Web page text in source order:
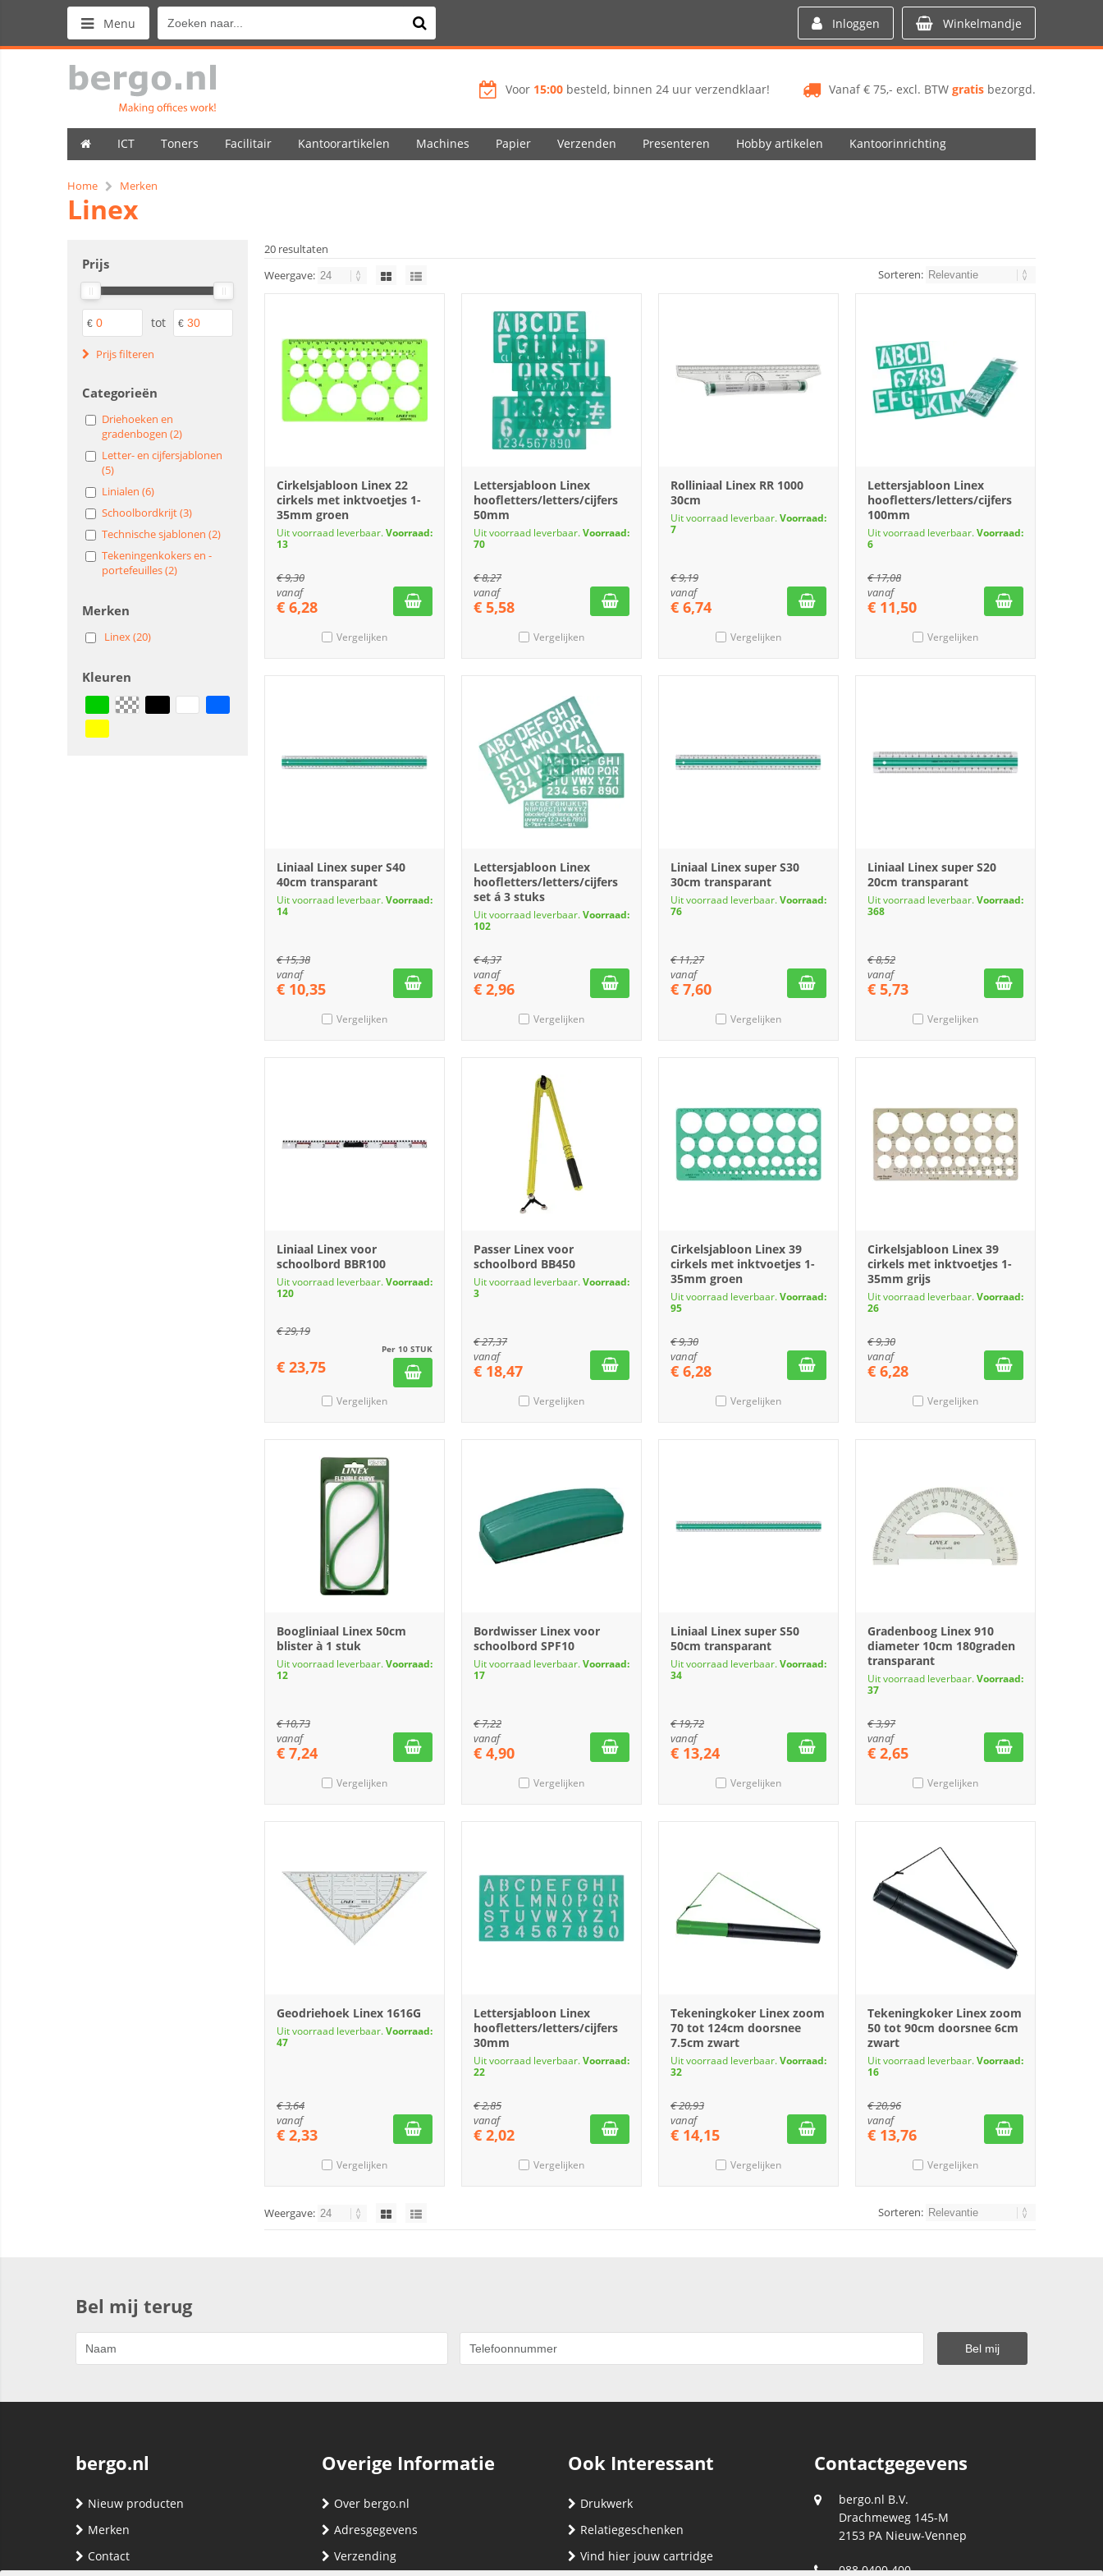
Menu Inloggen Winkelmandje
Vanaf € 75,- excl. BTW gratis bezorgd.
Voor 15:00 besteld, binnen 24 uur verzendklaar!
ICT Toners Facilitair Kantoorartikelen Machines Papier Verzenden Presenteren Hobby artikelen Kantoorinrichting
Home Merken
Linex
Prijs
€ tot €
Prijs filteren
Categorieën
Driehoeken en
gradenbogen (2)
Letter- en cijfersjablonen
(5)
Linialen (6)
Schoolbordkrijt (3)
Technische sjablonen (2)
Tekeningenkokers en -
portefeuilles (2)
Merken
Linex (20)
Kleuren
20 resultaten
Weergave:
Sorteren:
Cirkelsjabloon Linex 22
cirkels met inktvoetjes 1-
35mm groen
Uit voorraad leverbaar.Voorraad:
13
€9,30
vanaf
€ 6,28
Vergelijken
Lettersjabloon Linex
hoofletters/letters/cijfers
50mm
Uit voorraad leverbaar.Voorraad:
70
€8,27
vanaf
€ 5,58
Vergelijken
Rolliniaal Linex RR 1000
30cm
Uit voorraad leverbaar.Voorraad:
7
€9,19
vanaf
€ 6,74
Vergelijken
Lettersjabloon Linex
hoofletters/letters/cijfers
100mm
Uit voorraad leverbaar.Voorraad:
6
€17,08
vanaf
€ 11,50
Vergelijken
Liniaal Linex super S40
40cm transparant
Uit voorraad leverbaar.Voorraad:
14
€15,38
vanaf
€ 10,35
Vergelijken
Lettersjabloon Linex
hoofletters/letters/cijfers
set á 3 stuks
Uit voorraad leverbaar.Voorraad:
102
€4,37
vanaf
€ 2,96
Vergelijken
Liniaal Linex super S30
30cm transparant
Uit voorraad leverbaar.Voorraad:
76
€11,27
vanaf
€ 7,60
Vergelijken
Liniaal Linex super S20
20cm transparant
Uit voorraad leverbaar.Voorraad:
368
€8,52
vanaf
€ 5,73
Vergelijken
Liniaal Linex voor
schoolbord BBR100
Uit voorraad leverbaar.Voorraad:
120
€29,19
Per 10 STUK
€ 23,75
Vergelijken
Passer Linex voor
schoolbord BB450
Uit voorraad leverbaar.Voorraad:
3
€27,37
vanaf
€ 18,47
Vergelijken
Cirkelsjabloon Linex 39
cirkels met inktvoetjes 1-
35mm groen
Uit voorraad leverbaar.Voorraad:
95
€9,30
vanaf
€ 6,28
Vergelijken
Cirkelsjabloon Linex 39
cirkels met inktvoetjes 1-
35mm grijs
Uit voorraad leverbaar.Voorraad:
26
€9,30
vanaf
€ 6,28
Vergelijken
Boogliniaal Linex 50cm
blister à 1 stuk
Uit voorraad leverbaar.Voorraad:
12
€10,73
vanaf
€ 7,24
Vergelijken
Bordwisser Linex voor
schoolbord SPF10
Uit voorraad leverbaar.Voorraad:
17
€7,22
vanaf
€ 4,90
Vergelijken
Liniaal Linex super S50
50cm transparant
Uit voorraad leverbaar.Voorraad:
34
€19,72
vanaf
€ 13,24
Vergelijken
Gradenboog Linex 910
diameter 10cm 180graden
transparant
Uit voorraad leverbaar.Voorraad:
37
€3,97
vanaf
€ 2,65
Vergelijken
Geodriehoek Linex 1616G
Uit voorraad leverbaar.Voorraad:
47
€3,64
vanaf
€ 2,33
Vergelijken
Lettersjabloon Linex
hoofletters/letters/cijfers
30mm
Uit voorraad leverbaar.Voorraad:
22
€2,85
vanaf
€ 2,02
Vergelijken
Tekeningkoker Linex zoom
70 tot 124cm doorsnee
7.5cm zwart
Uit voorraad leverbaar.Voorraad:
32
€20,93
vanaf
€ 14,15
Vergelijken
Tekeningkoker Linex zoom
50 tot 90cm doorsnee 6cm
zwart
Uit voorraad leverbaar.Voorraad:
16
€20,96
vanaf
€ 13,76
Vergelijken
Weergave: Sorteren:
Bel mij terug
bergo.nl
Nieuw producten
Merken
Contact
Overige Informatie
Over bergo.nl
Adresgegevens
Verzending
Ook Interessant
Drukwerk
Relatiegeschenken
Vind hier jouw cartridge
Contactgegevens
bergo.nl B.V.
Drachmeweg 145-M
2153 PA Nieuw-Vennep
088 0400 400